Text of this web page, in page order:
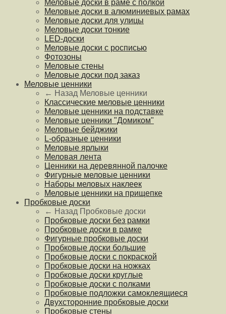
Меловые доски в раме с полкой
Меловые доски в алюминиевых рамах
Меловые доски для улицы
Меловые доски тонкие
LED-доски
Меловые доски с росписью
Фотозоны
Меловые стены
Меловые доски под заказ
Меловые ценники
← Назад Меловые ценники
Классические меловые ценники
Меловые ценники на подставке
Меловые ценники "Домиком"
Меловые бейджики
L-образные ценники
Меловые ярлыки
Меловая лента
Ценники на деревянной палочке
Фигурные меловые ценники
Наборы меловых наклеек
Меловые ценники на прищепке
Пробковые доски
← Назад Пробковые доски
Пробковые доски без рамки
Пробковые доски в рамке
Фигурные пробковые доски
Пробковые доски большие
Пробковые доски с покраской
Пробковые доски на ножках
Пробковые доски круглые
Пробковые доски с полками
Пробковые подложки самоклеящиеся
Двухсторонние пробковые доски
Пробковые стены